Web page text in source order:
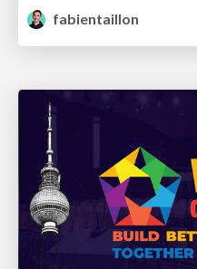
fabientaillon